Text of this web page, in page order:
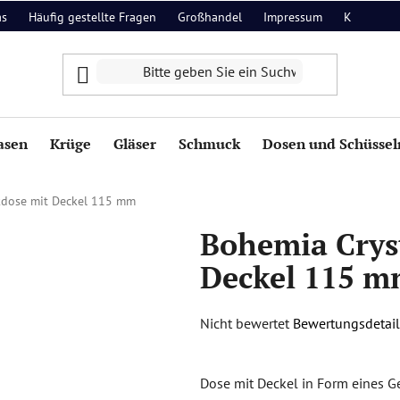
Häufig gestellte Fragen Großhandel Impressum Kontakt
Krüge Gläser Schmuck Dosen und
mit Deckel 115 mm
Bohemia
Deckel 115
Die
ist
Nicht bewertet
Dose mit Deckel in Form eines